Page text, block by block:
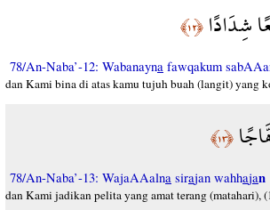
شِدَادًا﴿١٢﴾
78/An-Naba’-12: Wabanayna fawqakum
dan Kami bina di atas kamu tujuh buah (langit) yang
﴿١٣﴾
78/An-Naba’-13: WajaAAalna sirajan wahhajan
dan Kami jadikan pelita yang amat terang (matahari),